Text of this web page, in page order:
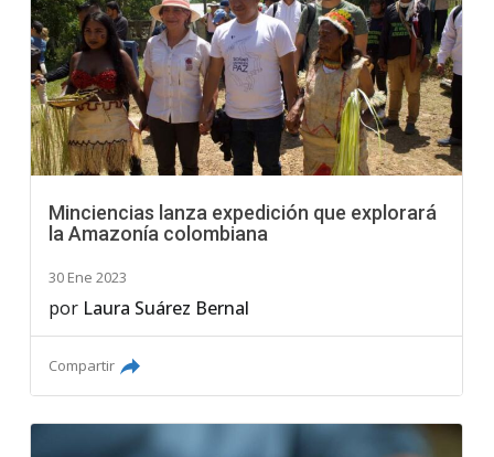
Minciencias lanza expedición que explorará
la Amazonía colombiana
30 Ene 2023
por Laura Suárez Bernal
Compartir